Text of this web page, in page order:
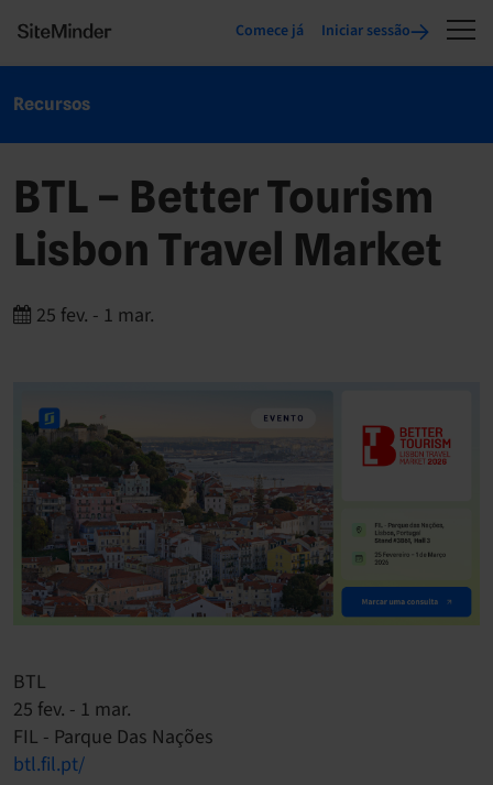
Comece já Iniciar sessão
Recursos
BTL – Better Tourism
Lisbon Travel Market
25 fev. - 1 mar.
BTL
25 fev. - 1 mar.
FIL - Parque Das Nações
btl.fil.pt/